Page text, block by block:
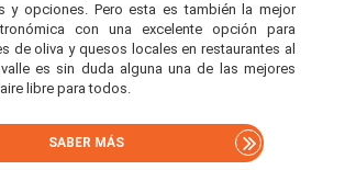
y opciones. Pero esta es también la mejor
con una excelente opción para
de oliva y quesos locales en restaurantes al
es sin duda alguna una de las mejores
libre para todos.
SABER MÁS